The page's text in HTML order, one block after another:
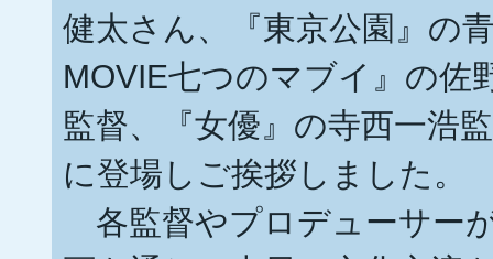
健太さん、『東京公園』の
MOVIE七つのマブイ』の佐
監督、『女優』の寺西一浩
に登場しご挨拶しました。
各監督やプロデューサー